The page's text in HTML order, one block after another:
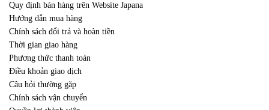
Quy định bán hàng trên Website Japana
Hướng dẫn mua hàng
Chính sách đổi trả và hoàn tiền
Thời gian giao hàng
Phương thức thanh toán
Điều khoản giao dịch
Câu hỏi thường gặp
Chính sách vận chuyển